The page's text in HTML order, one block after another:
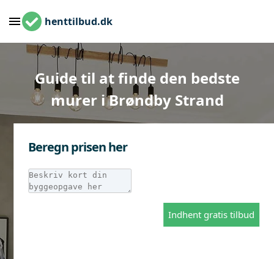
henttilbud.dk
Guide til at finde den bedste
murer i Brøndby Strand
Beregn prisen her
Indhent gratis tilbud